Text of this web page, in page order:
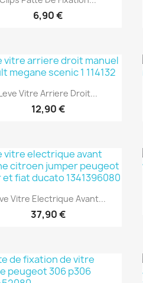
6,90 €
Aperçu rapide
Vitre Arriere Droit...
12,90 €
Aperçu rapide
Vitre Electrique Avant...
37,90 €